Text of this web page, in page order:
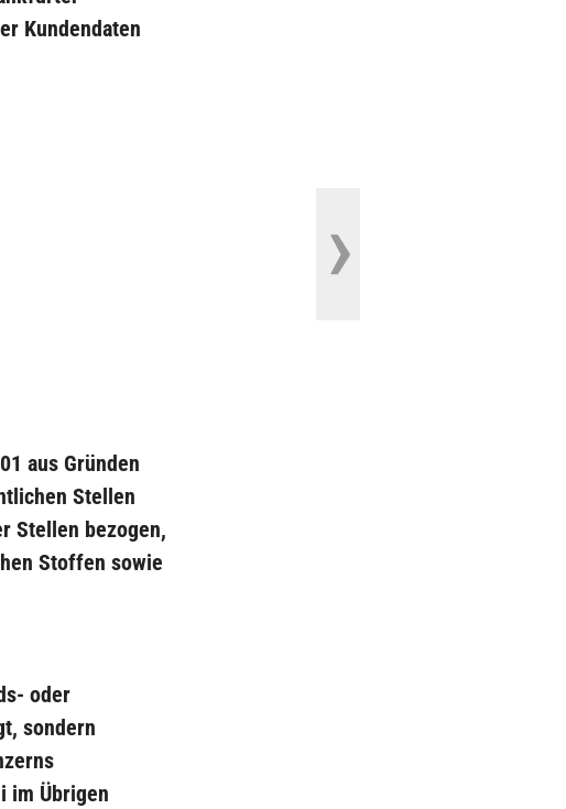
Kundendaten
aus Gründen
Stellen
Stellen bezogen,
Stoffen sowie
oder
sondern
im Übrigen